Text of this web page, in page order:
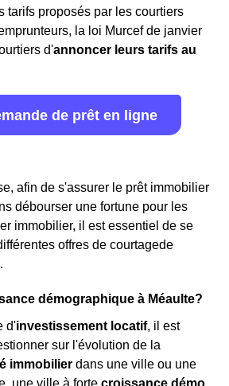
tarifs proposés par les courtiers
la loi Murcef de janvier
d'annoncer leurs tarifs au
de prêt en ligne
afin de s'assurer le prêt immobilier
débourser une fortune pour les
immobilier, il est essentiel de se
offres de courtagede
démographique à Méaulte?
d'investissement locatif, il est
sur l'évolution de la
immobilier dans une ville ou une
une ville à forte croissance démo